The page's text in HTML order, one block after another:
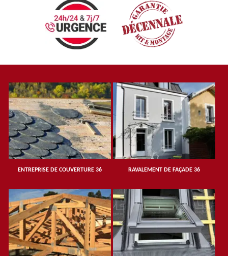
ENTREPRISE DE COUVERTURE 36 RAVALEMENT DE FAÇADE 36